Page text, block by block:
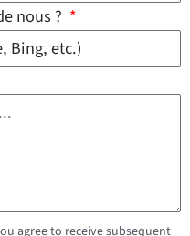
nous ?
agree to receive subsequent